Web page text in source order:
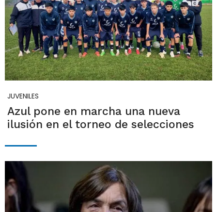
JUVENILES
Azul pone en marcha una nueva
ilusión en el torneo de selecciones